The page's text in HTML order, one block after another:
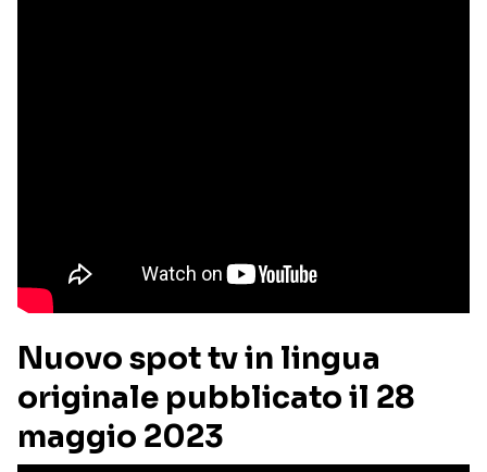
Nuovo spot tv in lingua
originale pubblicato il 28
maggio 2023